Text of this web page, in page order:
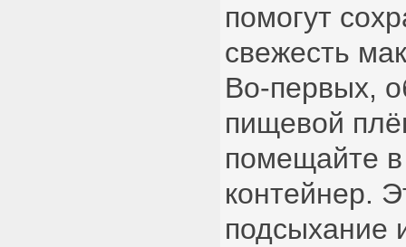
помогут
свежесть
Во-первых,
пищевой
помещайте
контейнер.
подсыхание